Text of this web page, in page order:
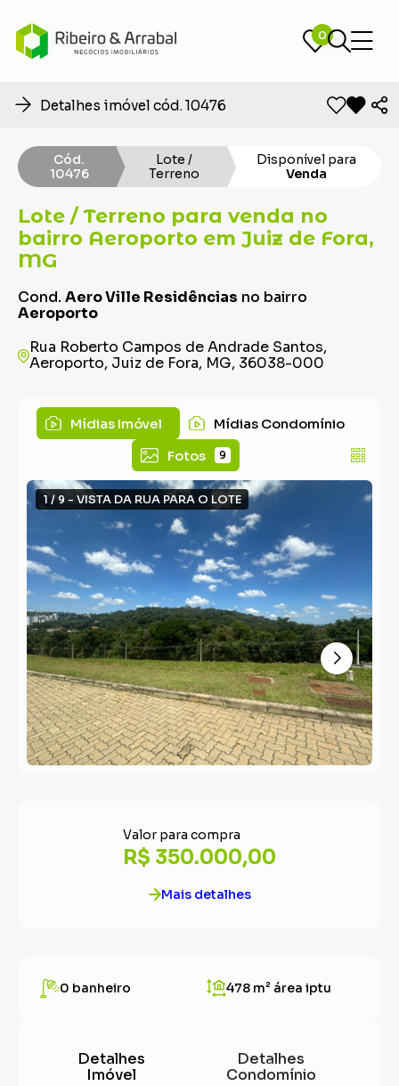
0
0
Detalhes imóvel cód. 10476
Cód.
10476
Lote /
Terreno
Disponível para
Venda
Lote / Terreno para venda no
bairro Aeroporto em Juiz de Fora,
MG
Cond. Aero Ville Residências no bairro
Aeroporto
Rua Roberto Campos de Andrade Santos,
Aeroporto, Juiz de Fora, MG, 36038-000
Mídias Imóvel
Mídias Condomínio
Fotos
9
1 / 9 - VISTA DA RUA PARA O LOTE
Valor para compra
R$ 350.000,00
Mais detalhes
0 banheiro 478 m² área iptu
Detalhes
Imóvel
Detalhes
Condomínio